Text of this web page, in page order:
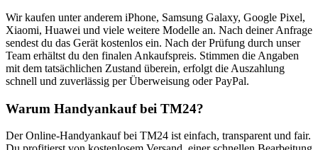
Wir kaufen unter anderem iPhone, Samsung Galaxy, Google Pixel,
Xiaomi, Huawei und viele weitere Modelle an. Nach deiner Anfrage
sendest du das Gerät kostenlos ein. Nach der Prüfung durch unser
Team erhältst du den finalen Ankaufspreis. Stimmen die Angaben
mit dem tatsächlichen Zustand überein, erfolgt die Auszahlung
schnell und zuverlässig per Überweisung oder PayPal.
Warum Handyankauf bei TM24?
Der Online-Handyankauf bei TM24 ist einfach, transparent und fair.